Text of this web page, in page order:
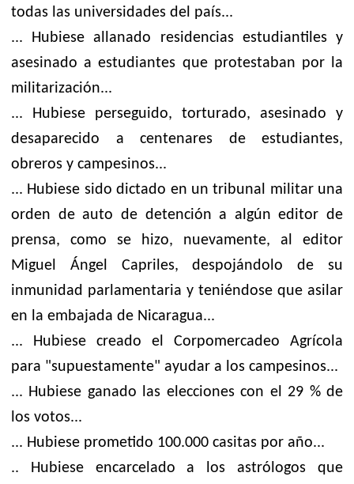
todas las universidades del país...
... Hubiese allanado residencias estudiantiles y
asesinado a estudiantes que protestaban por la
militarización...
... Hubiese perseguido, torturado, asesinado y
desaparecido a centenares de estudiantes,
obreros y campesinos...
... Hubiese sido dictado en un tribunal militar una
orden de auto de detención a algún editor de
prensa, como se hizo, nuevamente, al editor
Miguel Ángel Capriles, despojándolo de su
inmunidad parlamentaria y teniéndose que asilar
en la embajada de Nicaragua...
... Hubiese creado el Corpomercadeo Agrícola
para "supuestamente" ayudar a los campesinos...
... Hubiese ganado las elecciones con el 29 % de
los votos...
... Hubiese prometido 100.000 casitas por año...
.. Hubiese encarcelado a los astrólogos que